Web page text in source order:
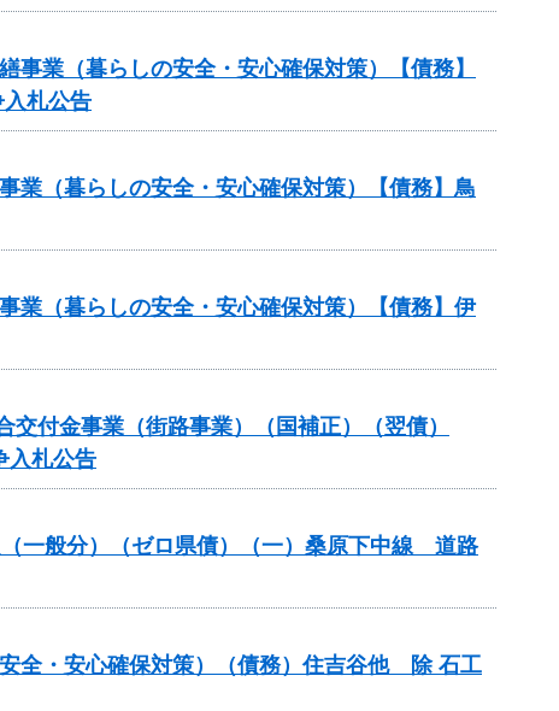
業（暮らしの安全・安心確保対策）【債務】
札公告
（暮らしの安全・安心確保対策）【債務】鳥
（暮らしの安全・安心確保対策）【債務】伊
付金事業（街路事業）（国補正）（翌債）
入札公告
一般分）（ゼロ県債）（一）桑原下中線 道路
全・安心確保対策）（債務）住吉谷他 除 石工